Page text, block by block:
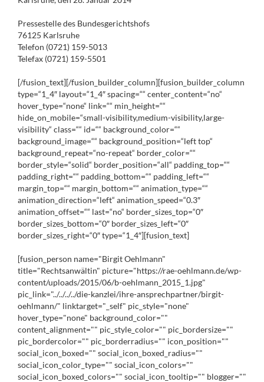
Pressestelle des Bundesgerichtshofs
76125 Karlsruhe
Telefon (0721) 159-5013
Telefax (0721) 159-5501
[/fusion_text][/fusion_builder_column][fusion_builder_column
type=“1_4″ layout=“1_4″ spacing=““ center_content=“no“
hover_type=“none“ link=““ min_height=““
hide_on_mobile=“small-visibility,medium-visibility,large-
visibility“ class=““ id=““ background_color=““
background_image=““ background_position=“left top“
background_repeat=“no-repeat“ border_color=““
border_style=“solid“ border_position=“all“ padding_top=““
padding_right=““ padding_bottom=““ padding_left=““
margin_top=““ margin_bottom=““ animation_type=““
animation_direction=“left“ animation_speed=“0.3″
animation_offset=““ last=“no“ border_sizes_top=“0″
border_sizes_bottom=“0″ border_sizes_left=“0″
border_sizes_right=“0″ type=“1_4″][fusion_text]
[fusion_person name="Birgit Oehlmann"
title="Rechtsanwältin" picture="https://rae-oehlmann.de/wp-
content/uploads/2015/06/b-oehlmann_2015_1.jpg"
pic_link="../../../../die-kanzlei/ihre-ansprechpartner/birgit-
oehlmann/" linktarget="_self" pic_style="none"
hover_type="none" background_color=""
content_alignment="" pic_style_color="" pic_bordersize=""
pic_bordercolor="" pic_borderradius="" icon_position=""
social_icon_boxed="" social_icon_boxed_radius=""
social_icon_color_type="" social_icon_colors=""
social_icon_boxed_colors="" social_icon_tooltip="" blogger=""